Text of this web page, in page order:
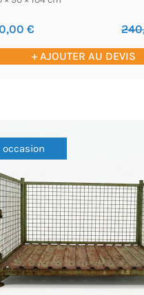
€
+ AJOUTER AU DEVIS
occasion